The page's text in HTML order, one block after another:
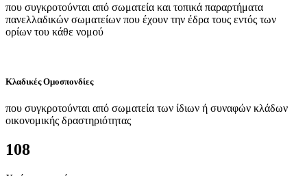
που συγκροτούνται από σωματεία και τοπικά παραρτήματα
πανελλαδικών σωματείων που έχουν την έδρα τους εντός των
ορίων του κάθε νομού
Κλαδικές Ομοσπονδίες
που συγκροτούνται από σωματεία των ίδιων ή συναφών κλάδων
οικονομικής δραστηριότητας
108